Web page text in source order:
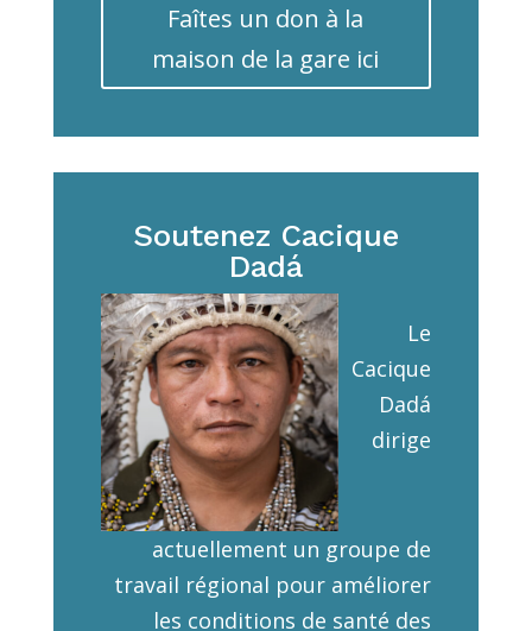
Faîtes un don à la
maison de la gare ici
Soutenez Cacique
Dadá
Le
Cacique
Dadá
dirige
actuellement un groupe de
travail régional pour améliorer
les conditions de santé des